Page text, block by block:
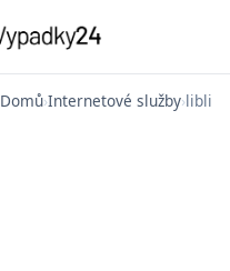
Domů›Internetové služby›libli